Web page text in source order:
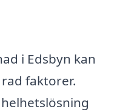
i Edsbyn kan
faktorer.